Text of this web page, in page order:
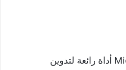
يعد Microsoft OneNote أداة رائعة لتدوين